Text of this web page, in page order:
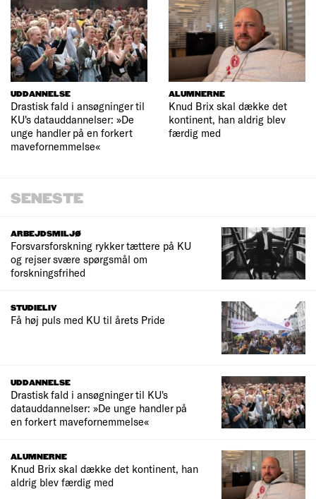
UDDANNELSE
Drastisk fald i ansøgninger til
KU's datauddannelser: »De
unge handler på en forkert
mavefornemmelse«
ALUMNERNE
Knud Brix skal dække det
kontinent, han aldrig blev
færdig med
SENESTE
ARBEJDSMILJØ
Forsvarsforskning rykker tættere på KU
og rejser svære spørgsmål om
forskningsfrihed
STUDIELIV
Få høj puls med KU til årets Pride
UDDANNELSE
Drastisk fald i ansøgninger til KU's
datauddannelser: »De unge handler på
en forkert mavefornemmelse«
ALUMNERNE
Knud Brix skal dække det kontinent, han
aldrig blev færdig med